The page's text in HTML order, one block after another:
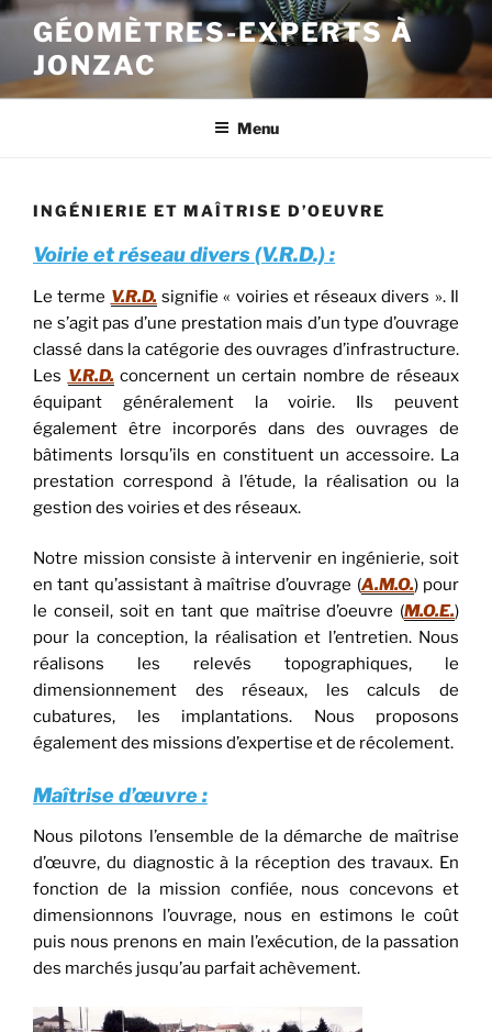
Aller
contenu
principal
GÉOMÈTRES-EXPERTS À
JONZAC
Menu
INGÉNIERIE ET MAÎTRISE D’OEUVRE
Voirie et réseau divers (V.R.D.) :
Le terme V.R.D.signifie « voiries et réseaux divers ». Il
ne s’agit pas d’une prestation mais d’un type d’ouvrage
classé dans la catégorie des ouvrages d’infrastructure.
Les V.R.D.concernent un certain nombre de réseaux
équipant généralement lavoirie. Ils peuvent
également être incorporés dans des ouvrages de
bâtiments lorsqu’ils en constituent un accessoire. La
prestation correspond à l’étude, la réalisation ou la
gestion des voiries et des réseaux.
Notre mission consiste à intervenir en ingénierie, soit
en tant qu’assistant à maîtrise d’ouvrage (A.M.O.) pour
le conseil, soit en tant que maîtrise d’oeuvre (M.O.E.)
pour la conception, la réalisation et l’entretien. Nous
réalisons les relevés topographiques, le
dimensionnement des réseaux, les calculs de
cubatures, les implantations. Nous proposons
également des missions d’expertise et de récolement.
Maîtrise d’œuvre :
Nous pilotons l’ensemble de la démarche de maîtrise
d’œuvre, du diagnostic à la réception des travaux. En
fonction de la mission confiée, nous concevons et
dimensionnons l’ouvrage, nous en estimons le coût
puis nous prenons en main l’exécution, de la passation
des marchés jusqu’au parfait achèvement.